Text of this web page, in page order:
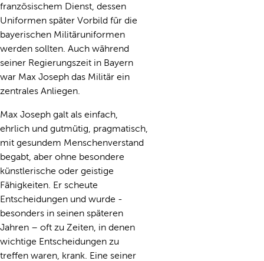
französischem Dienst, dessen
Uniformen später Vorbild für die
bayerischen Militäruniformen
werden sollten. Auch während
seiner Regierungszeit in Bayern
war Max Joseph das Militär ein
zentrales Anliegen.
Max Joseph galt als einfach,
ehrlich und gutmütig, pragmatisch,
mit gesundem Menschenverstand
begabt, aber ohne besondere
künstlerische oder geistige
Fähigkeiten. Er scheute
Entscheidungen und wurde -
besonders in seinen späteren
Jahren – oft zu Zeiten, in denen
wichtige Entscheidungen zu
treffen waren, krank. Eine seiner